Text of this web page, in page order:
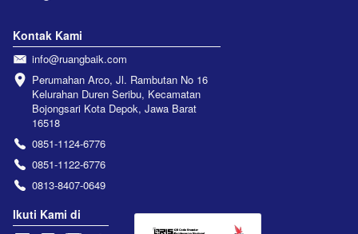
Kontak Kami
info@ruangbaik.com
Perumahan Arco, Jl. Rambutan No 16
Kelurahan Duren Seribu, Kecamatan
Bojongsari Kota Depok, Jawa Barat
16518
0851-1124-6776
0851-1122-6776
0813-8407-0649
Ikuti Kami di